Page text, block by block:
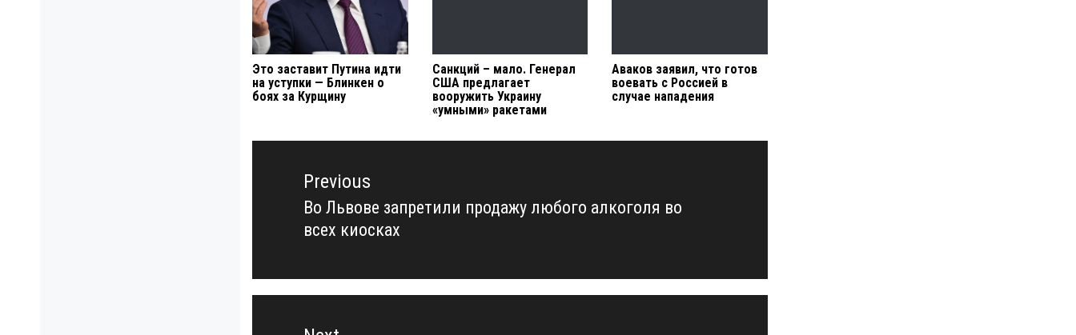
Это заставит Путина идти
на уступки — Блинкен о
боях за Курщину
Санкций – мало. Генерал
США предлагает
вооружить Украину
«умными» ракетами
Аваков заявил, что готов
воевать с Россией в
случае нападения
Навигация
записямPrevious
Previous
post:
Во Львове запретили продажу любого алкоголя во
всех киосках